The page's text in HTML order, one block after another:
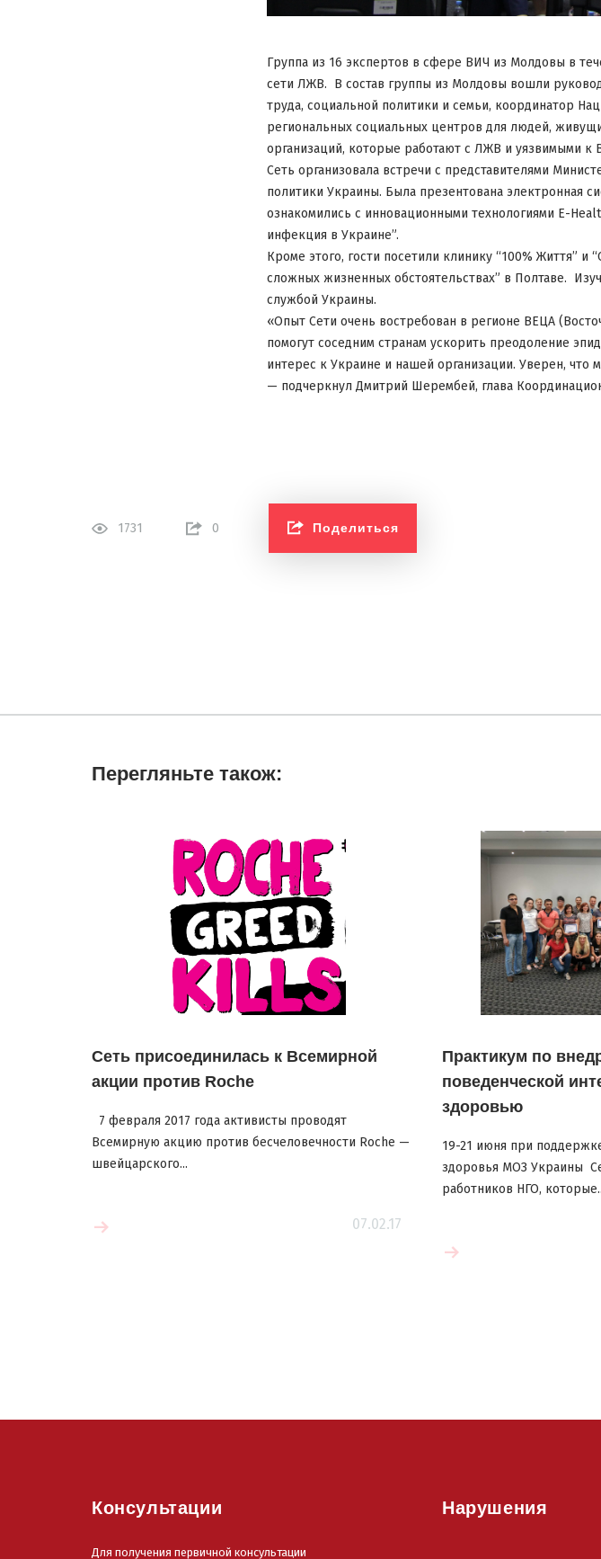
Группа из 16 экспертов в сфере ВИЧ из Молдовы в
сети ЛЖВ. В состав группы из Молдовы вошли
труда, социальной политики и семьи, координатор
региональных социальных центров для людей,
организаций, которые работают с ЛЖВ и уязвимыми к
Сеть организовала встречи с представителями
политики Украины. Была презентована электронная
ознакомились с инновационными технологиями E-
инфекция в Украине”.
Кроме этого, гости посетили клинику “100% Життя”
сложных жизненных обстоятельствах” в Полтаве.
службой Украины.
«Опыт Сети очень востребован в регионе ВЕЦА
помогут соседним странам ускорить преодоление
интерес к Украине и нашей организации. Уверен,
— подчеркнул Дмитрий Шерембей, глава
1731 0 Поделиться
Перегляньте також:
Сеть присоединилась к Всемирной
акции против Roche
7 февраля 2017 года активисты проводят
Всемирную акцию против бесчеловечности Roche —
швейцарского...
07.02.17
Практикум по
поведенческой
здоровью
19-21 июня при
здоровья МОЗ Украины
работников НГО,
Консультации
Для получения первичной консультации
Нарушения